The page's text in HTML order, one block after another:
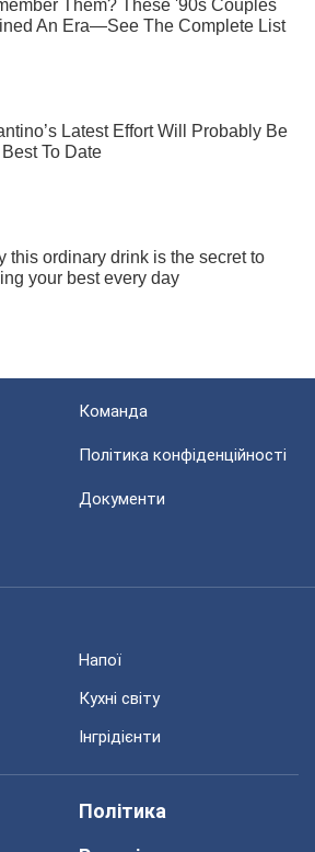
Команда
Політика конфіденційності
Документи
Напої
Кухні світу
Інгрідієнти
Політика